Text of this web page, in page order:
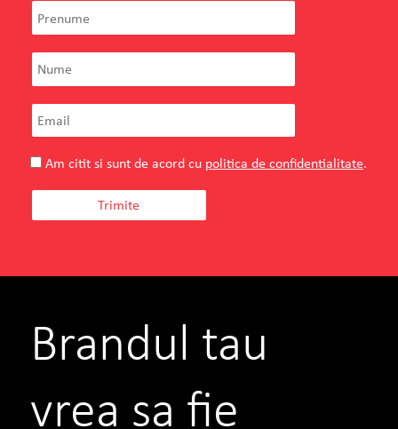
Teilor
TEILOR – o poveste reala, inceputa acum
doua decenii, pe Strada Teilor, in Pitesti.
VEZI PROIECTUL
Am citit si sunt de acord cu politica de confidentialitate.
Brandul tau
vrea sa fie